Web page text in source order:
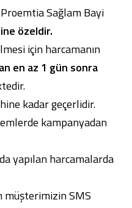
Proemtia Sağlam Bayi
özeldir.
için harcamanın
en az 1 gün sonra
kadar geçerlidir.
kampanyadan
yapılan harcamalarda
müşterimizin SMS